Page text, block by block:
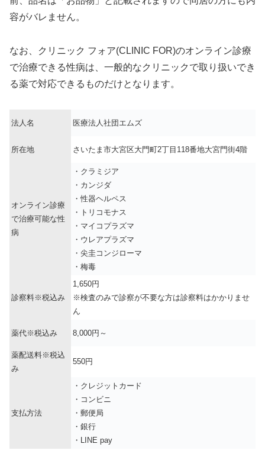
容がバレません。
なお、クリニック フォア(CLINIC FOR)のオンライン診療
で治療できる性病は、一般的なクリニックで取り扱いでき
る薬で対応できるものだけとなります。
法人名 医療法人社団エムズ
所在地 さいたま市大宮区大門町2丁目118番地大宮門街4階
オンライン診療
で治療可能な性
病
・クラミジア
・カンジダ
・性器ヘルペス
・トリコモナス
・マイコプラズマ
・ウレアプラズマ
・尖圭コンジローマ
・梅毒
診察料※税込み
1,650円
※検査のみで診察が不要な方は診察料はかかりませ
ん
薬代※税込み 8,000円～
薬配送料※税込
み
550円
支払方法
・クレジットカード
・コンビニ
・郵便局
・銀行
・LINE pay